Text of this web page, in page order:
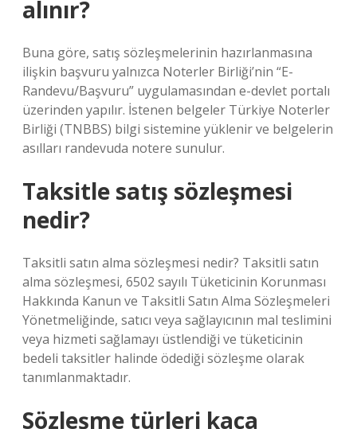
alınır?
Buna göre, satış sözleşmelerinin hazırlanmasına
ilişkin başvuru yalnızca Noterler Birliği’nin “E-
Randevu/Başvuru” uygulamasından e-devlet portalı
üzerinden yapılır. İstenen belgeler Türkiye Noterler
Birliği (TNBBS) bilgi sistemine yüklenir ve belgelerin
asılları randevuda notere sunulur.
Taksitle satış sözleşmesi
nedir?
Taksitli satın alma sözleşmesi nedir? Taksitli satın
alma sözleşmesi, 6502 sayılı Tüketicinin Korunması
Hakkında Kanun ve Taksitli Satın Alma Sözleşmeleri
Yönetmeliğinde, satıcı veya sağlayıcının mal teslimini
veya hizmeti sağlamayı üstlendiği ve tüketicinin
bedeli taksitler halinde ödediği sözleşme olarak
tanımlanmaktadır.
Sözleşme türleri kaça